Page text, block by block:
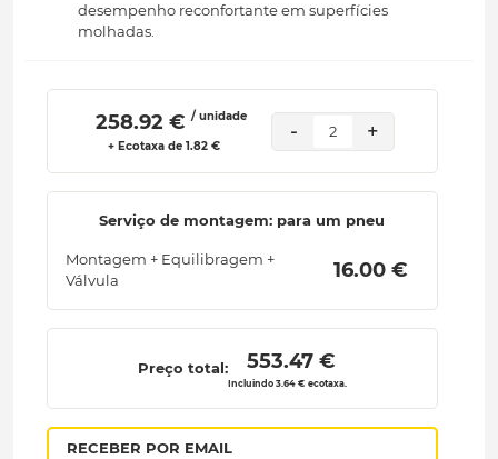
desempenho reconfortante em superfícies
molhadas.
258.92 € / unidade
+ Ecotaxa de 1.82 €
- 2 +
Serviço de montagem: para um pneu
Montagem + Equilibragem +
Válvula
16.00 €
Preço total: 553.47 €
Incluindo 3.64 € ecotaxa.
RECEBER POR EMAIL